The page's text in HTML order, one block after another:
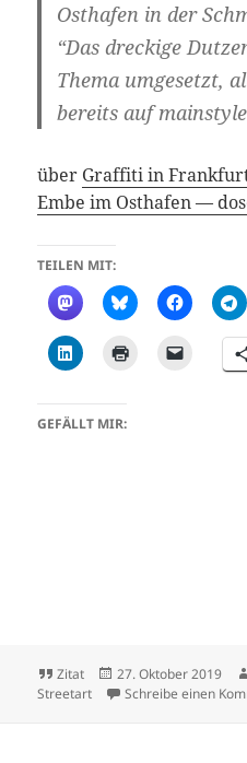
Osthafen in der
“Das dreckige
Thema umgesetzt,
bereits auf
über Graffiti in
Embe im Osthafen —
TEILEN MIT:
GEFÄLLT MIR:
Format
Zitat
Veröffentlicht
am
27. Oktober 2019
Streetart
Schreibe einen